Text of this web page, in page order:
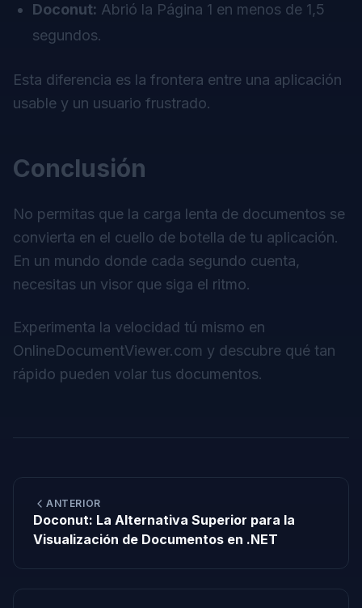
Doconut: Abrió la Página 1 en menos de 1,5
segundos.
Esta diferencia es la frontera entre una aplicación
usable y un usuario frustrado.
Conclusión
No permitas que la carga lenta de documentos se
convierta en el cuello de botella de tu aplicación.
En un mundo donde cada segundo cuenta,
necesitas un visor que siga el ritmo.
Experimenta la velocidad tú mismo en
OnlineDocumentViewer.com y descubre qué tan
rápido pueden volar tus documentos.
ANTERIOR
Doconut: La Alternativa Superior para la
Visualización de Documentos en .NET